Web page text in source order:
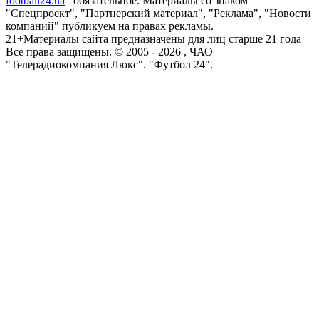
"Спецпроект", "Партнерский материал", "Реклама", "Новости
компаний" публикуем на правах рекламы.
21+Материалы сайта предназначены для лиц старше 21 года
Все права защищены. © 2005 - 2026 , ЧАО
"Телерадиокомпания Люкс". "Футбол 24".